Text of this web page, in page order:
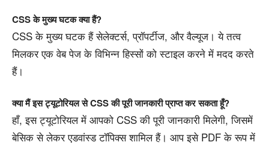
CSS के मुख्य घटक क्या हैं?
CSS के मुख्य घटक हैं सेलेक्टर्स, प्रॉपर्टीज, और वैल्यूज। ये तत्व
मिलकर एक वेब पेज के विभिन्न हिस्सों को स्टाइल करने में मदद करते
हैं।
क्या मैं इस ट्यूटोरियल से CSS की पूरी जानकारी प्राप्त कर सकता हूँ?
हाँ, इस ट्यूटोरियल में आपको CSS की पूरी जानकारी मिलेगी, जिसमें
बेसिक से लेकर एडवांस्ड टॉपिक्स शामिल हैं। आप इसे PDF के रूप में